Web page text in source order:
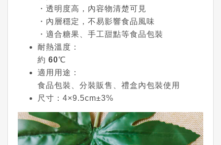
・透明度高，內容物清楚可見
・內層穩定，不易影響食品風味
・適合糖果、手工甜點等食品包裝
耐熱溫度 ：
約 60℃
適用用途 ：
食品包裝、分裝販售、禮盒內包裝使用
尺寸 ：4×9.5cm±3%